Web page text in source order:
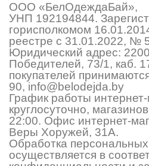
ООО «БелОдеждаБай»,
УНП 192194844.
горисполкомом
реестре с 31.01.2022, №
Юридический адрес:
Победителей, 73/1, каб.
покупателей
90, info@belodejda.by
График работы
круглосуточно,
22:00. Офис интернет-
Веры Хоружей, 31А.
Обработка
осуществляется в